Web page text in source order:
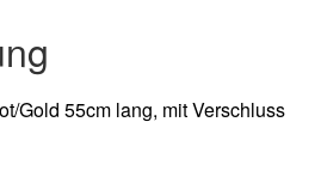
Gold 55cm lang, mit Verschluss